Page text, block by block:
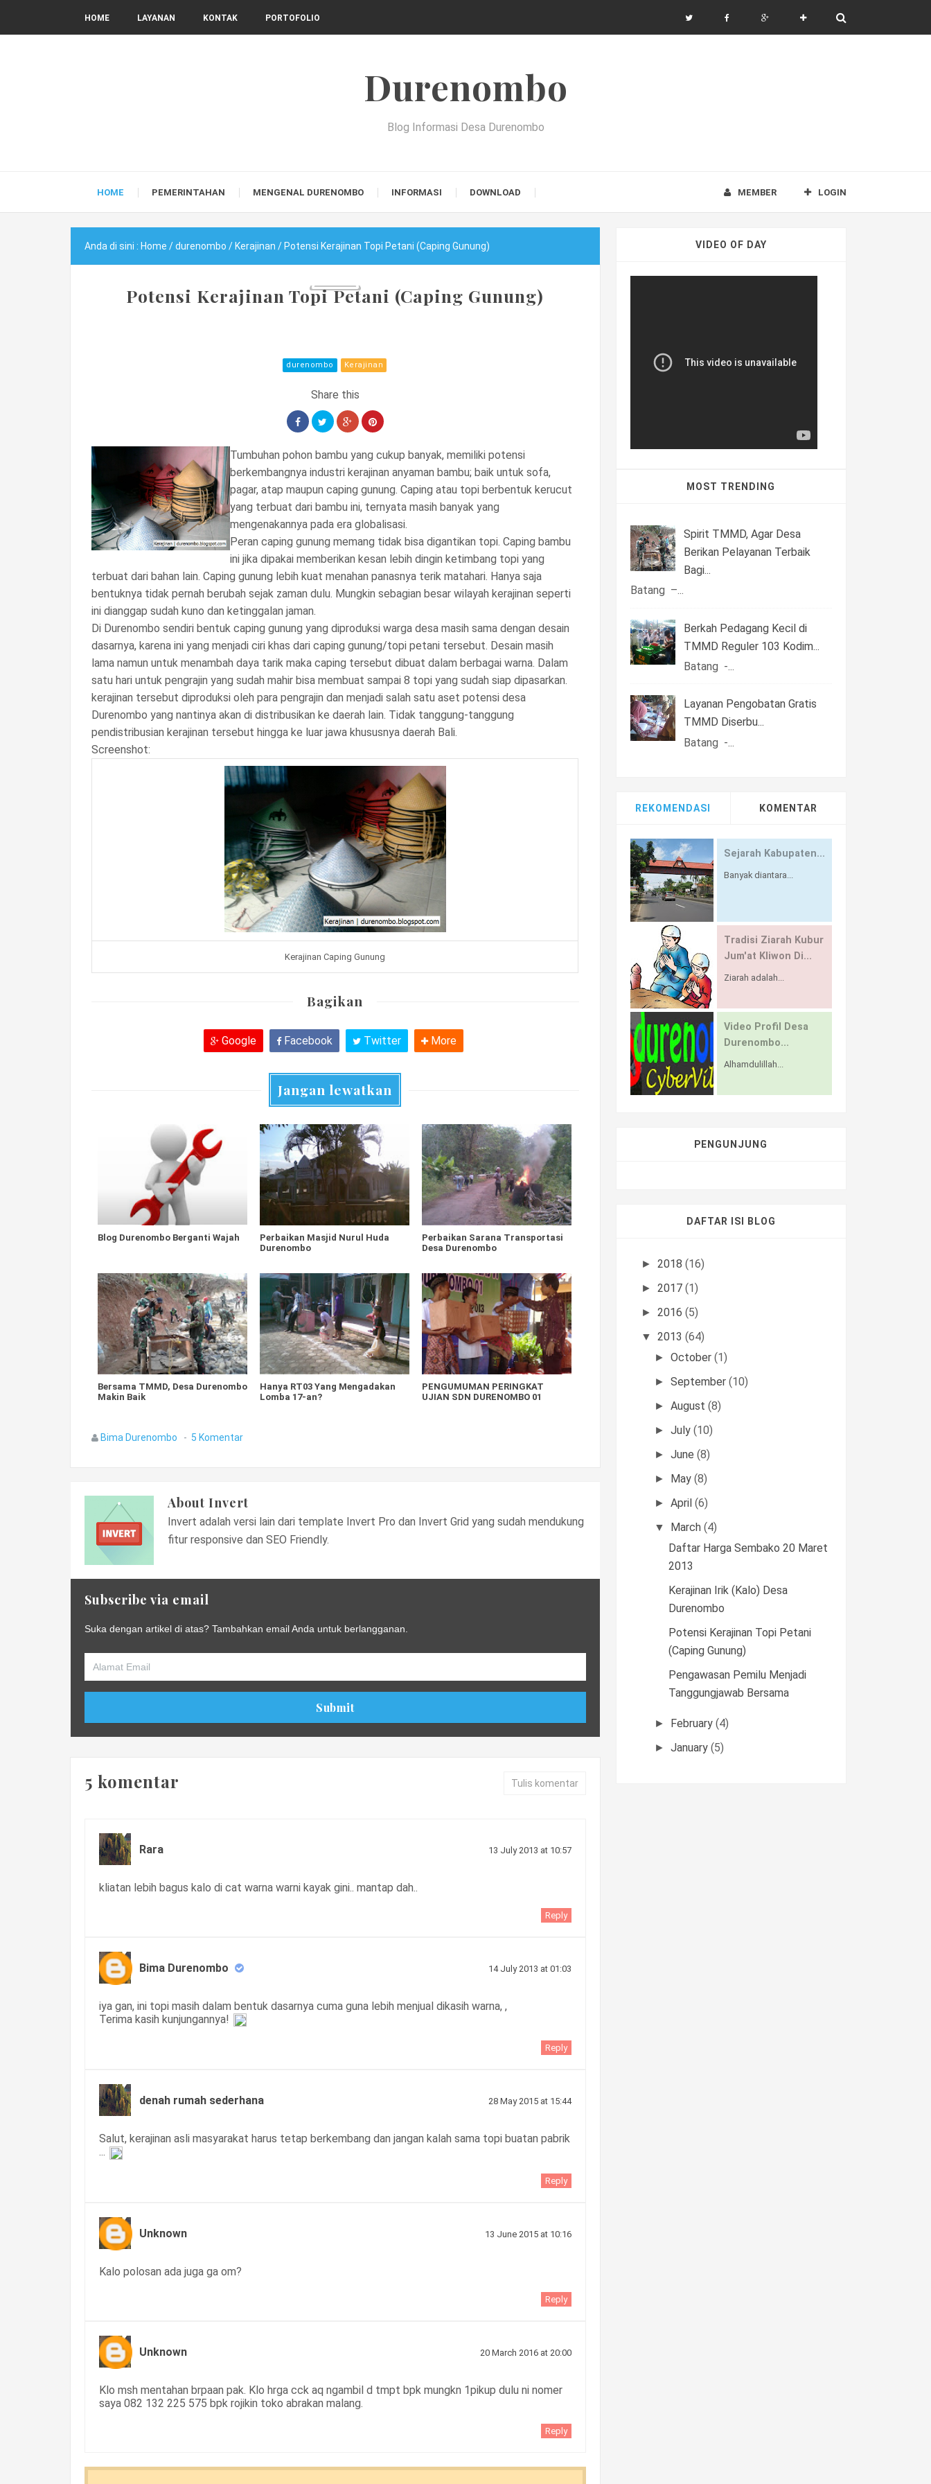
HOME LAYANAN KONTAK PORTOFOLIO
Durenombo
Blog Informasi Desa Durenombo
HOME PEMERINTAHAN MENGENAL DURENOMBO INFORMASI DOWNLOAD LOGIN
MEMBER
Anda di sini : Home /durenombo / Kerajinan / Potensi Kerajinan Topi Petani (Caping Gunung)
Potensi Kerajinan Topi Petani (Caping Gunung)
durenombo Kerajinan
Tumbuhan pohon bambu yang cukup banyak, memiliki potensi
berkembangnya industri kerajinan anyaman bambu; baik untuk sofa,
pagar, atap maupun caping gunung. Caping atau topi berbentuk kerucut
yang terbuat dari bambu ini, ternyata masih banyak yang
mengenakannya pada era globalisasi.
Peran caping gunung memang tidak bisa digantikan topi. Caping bambu
ini jika dipakai memberikan kesan lebih dingin ketimbang topi yang
terbuat dari bahan lain. Caping gunung lebih kuat menahan panasnya terik matahari. Hanya saja
bentuknya tidak pernah berubah sejak zaman dulu. Mungkin sebagian besar wilayah kerajinan seperti
ini dianggap sudah kuno dan ketinggalan jaman.
Di Durenombo sendiri bentuk caping gunung yang diproduksi warga desa masih sama dengan desain
dasarnya, karena ini yang menjadi ciri khas dari caping gunung/topi petani tersebut. Desain masih
lama namun untuk menambah daya tarik maka caping tersebut dibuat dalam berbagai warna. Dalam
satu hari untuk pengrajin yang sudah mahir bisa membuat sampai 8 topi yang sudah siap dipasarkan.
kerajinan tersebut diproduksi oleh para pengrajin dan menjadi salah satu aset potensi desa
Durenombo yang nantinya akan di distribusikan ke daerah lain. Tidak tanggung-tanggung
pendistribusian kerajinan tersebut hingga ke luar jawa khususnya daerah Bali.
Screenshot:
Kerajinan Caping Gunung
Bagikan
Google Facebook Twitter More
Jangan lewatkan
Blog Durenombo Berganti Wajah
Perbaikan Masjid Nurul Huda
Durenombo
Perbaikan Sarana Transportasi
Desa Durenombo
Bersama TMMD, Desa Durenombo
Makin Baik
Hanya RT03 Yang Mengadakan
Lomba 17-an?
PENGUMUMAN PERINGKAT
UJIAN SDN DURENOMBO 01
Bima Durenombo 5 Komentar
About Invert
Invert adalah versi lain dari template Invert Pro dan Invert Grid yang sudah mendukung
fitur responsive dan SEO Friendly.
Subscribe via email
Suka dengan artikel di atas? Tambahkan email Anda untuk berlangganan.
5 komentar Tulis komentar
Rara 13 July 2013 at 10:57
kliatan lebih bagus kalo di cat warna warni kayak gini.. mantap dah..
Reply
Bima Durenombo 14 July 2013 at 01:03
iya gan, ini topi masih dalam bentuk dasarnya cuma guna lebih menjual dikasih warna, ,
Terima kasih kunjungannya!
Reply
denah rumah sederhana 28 May 2015 at 15:44
Salut, kerajinan asli masyarakat harus tetap berkembang dan jangan kalah sama topi buatan pabrik
...
Reply
Unknown 13 June 2015 at 10:16
Kalo polosan ada juga ga om?
Reply
Unknown 20 March 2016 at 20:00
Klo msh mentahan brpaan pak. Klo hrga cck aq ngambil d tmpt bpk mungkn 1pikup dulu ni nomer
saya 082 132 225 575 bpk rojikin toko abrakan malang.
Reply
VIDEO OF DAY
MOST TRENDING
Spirit TMMD, Agar Desa
Berikan Pelayanan Terbaik
Bagi...
Batang –...
Berkah Pedagang Kecil di
TMMD Reguler 103 Kodim...
Batang -...
Layanan Pengobatan Gratis
TMMD Diserbu...
Batang -...
REKOMENDASI KOMENTAR
Sejarah Kabupaten...
Banyak diantara...
Tradisi Ziarah Kubur
Jum'at Kliwon Di...
Ziarah adalah...
Video Profil Desa
Durenombo...
Alhamdulillah...
PENGUNJUNG
DAFTAR ISI BLOG
► 2018 (16)
► 2017 (1)
► 2016 (5)
▼ 2013 (64)
► October (1)
► September (10)
► August (8)
► July (10)
► June (8)
► May (8)
► April (6)
▼ March (4)
Daftar Harga Sembako 20 Maret
2013
Kerajinan Irik (Kalo) Desa
Durenombo
Potensi Kerajinan Topi Petani
(Caping Gunung)
Pengawasan Pemilu Menjadi
Tanggungjawab Bersama
► February (4)
► January (5)